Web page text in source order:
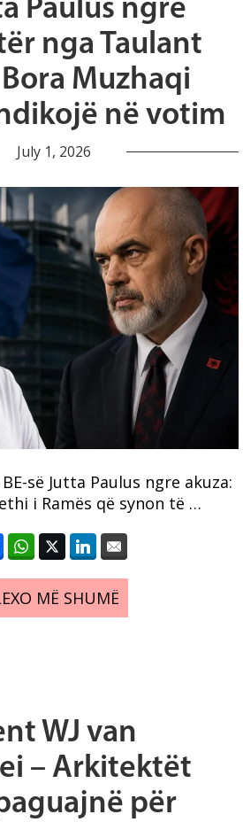
Paulus ngre
nga Taulant
Muzhaqi
në votim
July 1, 2026
së Jutta Paulus ngre akuza:
i Ramës që synon të …
MË SHUMË
WJ van
– Arkitektët
për